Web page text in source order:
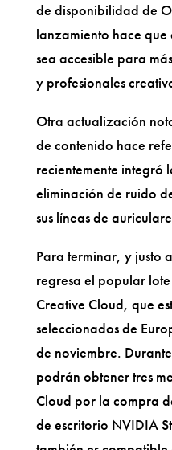
de disponibilidad de
lanzamiento hace que
sea accesible para
y profesionales
Otra actualización
de contenido hace
recientemente integró
eliminación de ruido
sus líneas de
Para terminar, y justo
regresa el popular
Creative Cloud, que
seleccionados de
de noviembre.
podrán obtener tres
Cloud por la compra
de escritorio NVIDIA